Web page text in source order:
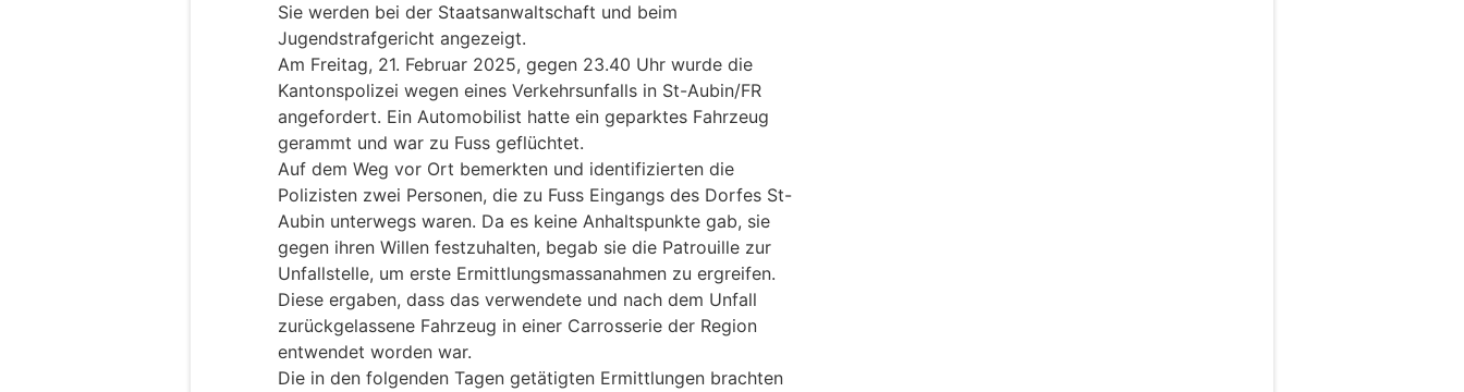
Sie werden bei der Staatsanwaltschaft und beim
Jugendstrafgericht angezeigt.
Am Freitag, 21. Februar 2025, gegen 23.40 Uhr wurde die
Kantonspolizei wegen eines Verkehrsunfalls in St-Aubin/FR
angefordert. Ein Automobilist hatte ein geparktes Fahrzeug
gerammt und war zu Fuss geflüchtet.
Auf dem Weg vor Ort bemerkten und identifizierten die
Polizisten zwei Personen, die zu Fuss Eingangs des Dorfes St-
Aubin unterwegs waren. Da es keine Anhaltspunkte gab, sie
gegen ihren Willen festzuhalten, begab sie die Patrouille zur
Unfallstelle, um erste Ermittlungsmassanahmen zu ergreifen.
Diese ergaben, dass das verwendete und nach dem Unfall
zurückgelassene Fahrzeug in einer Carrosserie der Region
entwendet worden war.
Die in den folgenden Tagen getätigten Ermittlungen brachten